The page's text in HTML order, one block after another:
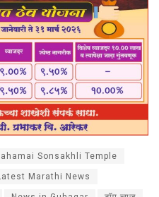
Sonsakhli Temple
Marathi News